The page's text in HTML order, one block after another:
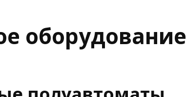
оборудование